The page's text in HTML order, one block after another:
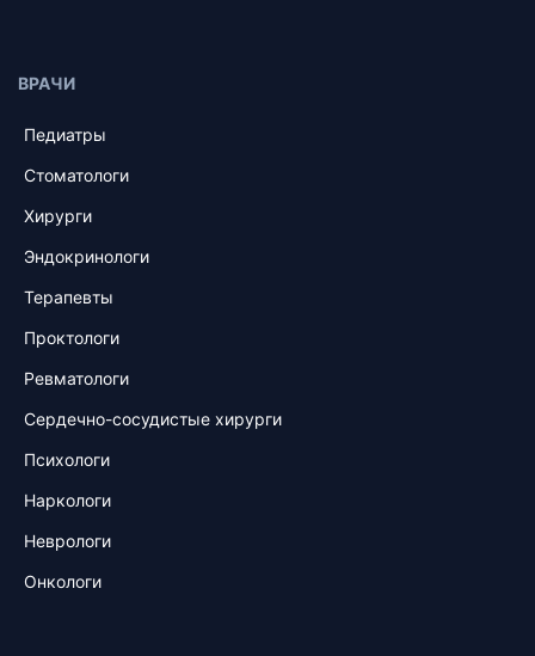
ВРАЧИ
Педиатры
Стоматологи
Хирурги
Эндокринологи
Терапевты
Проктологи
Ревматологи
Сердечно-сосудистые хирурги
Психологи
Наркологи
Неврологи
Онкологи